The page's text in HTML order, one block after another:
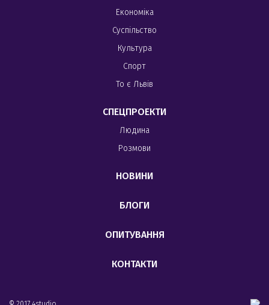
Економіка
Суспільство
Культура
Спорт
То є Львів
СПЕЦПРОЕКТИ
Людина
Розмови
НОВИНИ
БЛОГИ
ОПИТУВАННЯ
КОНТАКТИ